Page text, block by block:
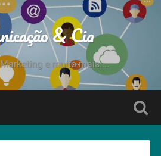
& Cia
e muito mais....